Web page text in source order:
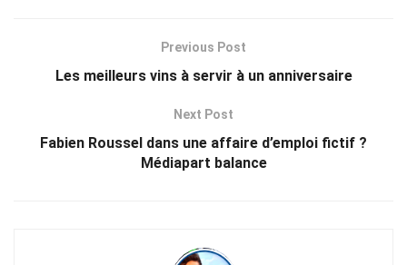
Previous Post
Les meilleurs vins à servir à un anniversaire
Next Post
Fabien Roussel dans une affaire d’emploi fictif ?
Médiapart balance